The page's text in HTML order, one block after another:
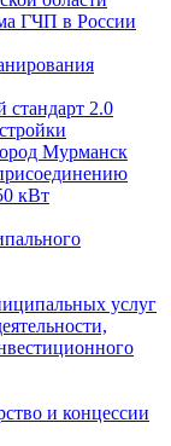
ГЧП в России
2.0
Мурманск
кВт
услуг
и концессии